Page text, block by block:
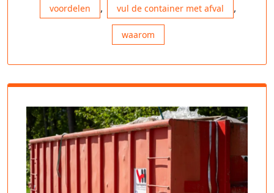
voordelen , vul de container met afval ,
waarom